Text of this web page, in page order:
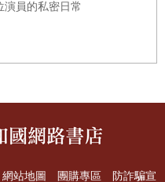
演員的私密日常
網站地圖 團購專區 防詐騙宣